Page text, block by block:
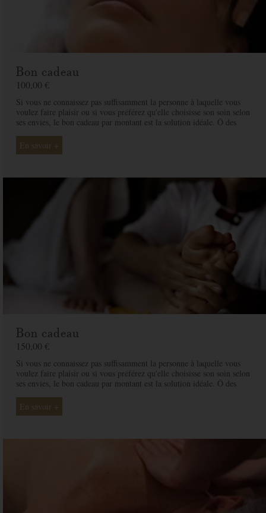
Bon cadeau
100,00 €
Si vous ne connaissez pas suffisamment la personne à laquelle vous
voulez faire plaisir ou si vous préférez qu'elle choisisse son soin selon
ses envies, le bon cadeau par montant est la solution idéale. Ô des
proche et ainsi rendre ce moment exceptionnel.
En savoir +
Bon cadeau
150,00 €
Si vous ne connaissez pas suffisamment la personne à laquelle vous
voulez faire plaisir ou si vous préférez qu'elle choisisse son soin selon
ses envies, le bon cadeau par montant est la solution idéale. Ô des
proche et ainsi rendre ce moment exceptionnel.
En savoir +